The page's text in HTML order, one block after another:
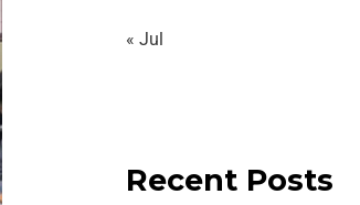
« Jul
Recent Posts